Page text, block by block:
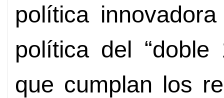
política
política del
que cumplan los